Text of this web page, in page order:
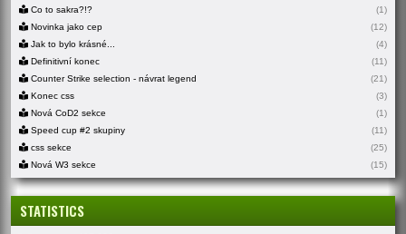
Co to sakra?!?
(1)
Novinka jako cep
(12)
Jak to bylo krásné...
(4)
Definitivní konec
(11)
Counter Strike selection - návrat legend
(21)
Konec css
(3)
Nová CoD2 sekce
(1)
Speed cup #2 skupiny
(11)
css sekce
(25)
Nová W3 sekce
(15)
STATISTICS